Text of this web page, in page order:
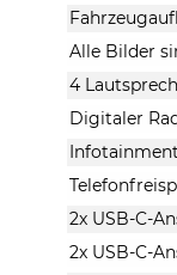
Alle Bilder
4
Digitaler
2x USB-C-
2x USB-C-